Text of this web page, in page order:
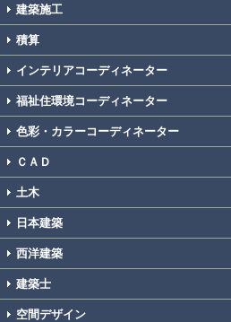
建築施工
積算
インテリアコーディネーター
福祉住環境コーディネーター
色彩・カラーコーディネーター
ＣＡＤ
土木
日本建築
西洋建築
建築士
空間デザイン